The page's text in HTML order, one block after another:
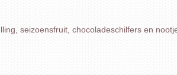
seizoensfruit, chocoladeschilfers en